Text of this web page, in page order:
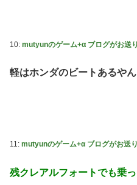
韓国人「韓国サッカー協
国の恥だ」「2002年まで疑
熊本県知事の要請をガン無
【セクシー】人気美人声
「私達が原爆ドーム前をあ
池田瑛紗ちゃんが｢真珠の
10: mutyunのゲーム+α ブログがお送り
軽はホンダのビートあるやん
11: mutyunのゲーム+α ブログがお送り
残クレアルフォートでも乗